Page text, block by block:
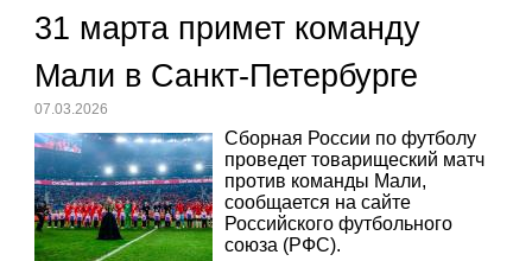
31 марта примет команду
Мали в Санкт-Петербурге
07.03.2026
Сборная России по футболу
проведет товарищеский матч
против команды Мали,
сообщается на сайте
Российского футбольного
союза (РФС).